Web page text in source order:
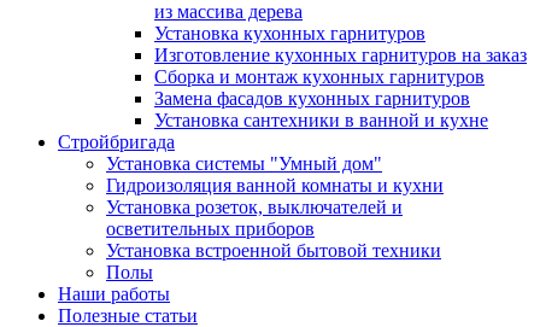
из массива дерева
Установка кухонных гарнитуров
Изготовление кухонных гарнитуров на заказ
Сборка и монтаж кухонных гарнитуров
Замена фасадов кухонных гарнитуров
Установка сантехники в ванной и кухне
Стройбригада
Установка системы "Умный дом"
Гидроизоляция ванной комнаты и кухни
Установка розеток, выключателей и
осветительных приборов
Установка встроенной бытовой техники
Полы
Наши работы
Полезные статьи